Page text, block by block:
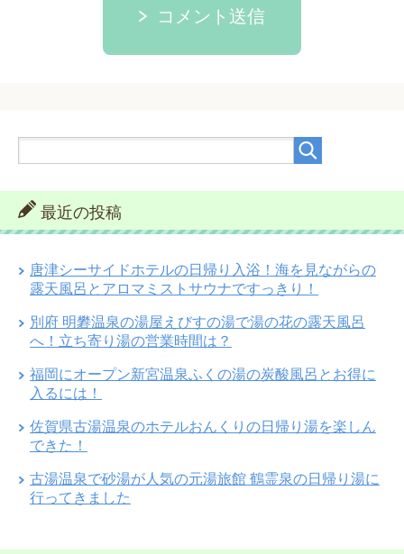
コメント送信
最近の投稿
唐津シーサイドホテルの日帰り入浴！海を見ながらの
露天風呂とアロマミストサウナですっきり！
別府 明礬温泉の湯屋えびすの湯で湯の花の露天風呂
へ！立ち寄り湯の営業時間は？
福岡にオープン新宮温泉ふくの湯の炭酸風呂とお得に
入るには！
佐賀県古湯温泉のホテルおんくりの日帰り湯を楽しん
できた！
古湯温泉で砂湯が人気の元湯旅館 鶴霊泉の日帰り湯に
行ってきました